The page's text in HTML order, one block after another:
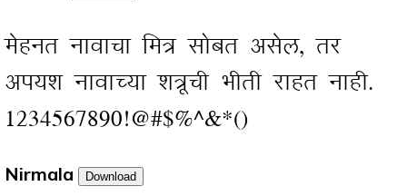
मेहनत नावाचा मित्र सोबत असेल, तर
अपयश नावाच्या शत्रूची भीती राहत नाही.
1234567890!@#$%^&*()
Nirmala Download